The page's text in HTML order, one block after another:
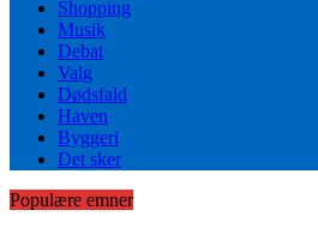
Shopping
Musik
Debat
Valg
Dødsfald
Haven
Byggeri
Det sker
Populære emner